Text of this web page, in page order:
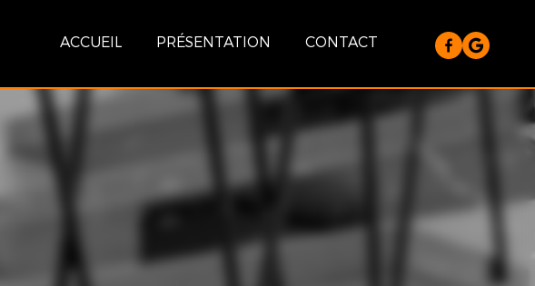
ACCUEIL PRÉSENTATION CONTACT